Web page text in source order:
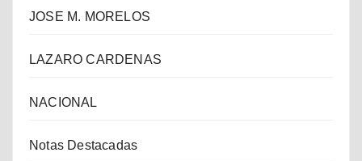
JOSE M. MORELOS
LAZARO CARDENAS
NACIONAL
Notas Destacadas